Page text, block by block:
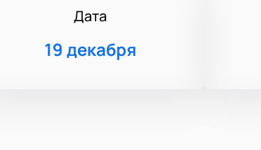
Дата
19 декабря